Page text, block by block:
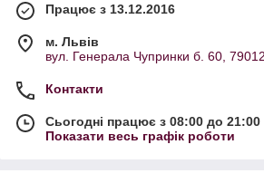
Працює з 13.12.2016
м. Львів
вул. Генерала Чупринки б. 60,
Контакти
Сьогодні працює з 08:00 до 21:00
Показати весь графік роботи